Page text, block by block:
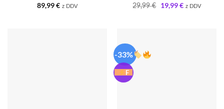
Ocenjeno5
89,99€ z DDV Ocenjeno5
29,99€
Izvirna
19,99€Trenutna
z DDV
-33%
F